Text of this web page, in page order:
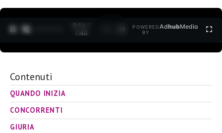
0:15 /
1:40
POWERED
BY
AdhubMedia
Contenuti
QUANDO INIZIA
CONCORRENTI
GIURIA